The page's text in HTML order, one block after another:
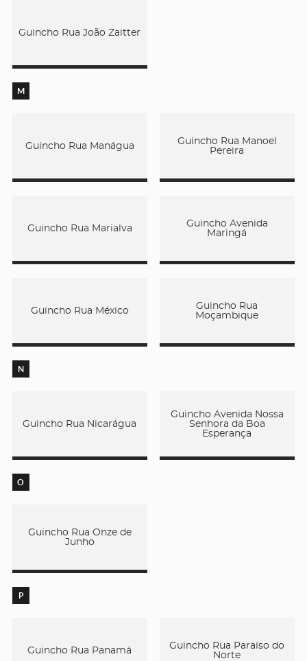
Guincho Rua João Zaitter
M
Guincho Rua Manágua
Guincho Rua Manoel
Pereira
Guincho Rua Marialva
Guincho Avenida
Maringá
Guincho Rua México
Guincho Rua
Moçambique
N
Guincho Rua Nicarágua
Guincho Avenida Nossa
Senhora da Boa
Esperança
O
Guincho Rua Onze de
Junho
P
Guincho Rua Panamá
Guincho Rua Paraíso do
Norte